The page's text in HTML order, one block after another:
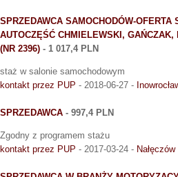
SPRZEDAWCA SAMOCHODÓW-
AUTOCZĘŚĆ CHMIELEWSKI,
(NR 2396) - 1 017,4 PLN
staż w salonie samochodowym
kontakt przez PUP - 2018-06-27 -
SPRZEDAWCA - 997,4 PLN
Zgodny z programem stażu
kontakt przez PUP - 2017-03-24 - Nałęczów